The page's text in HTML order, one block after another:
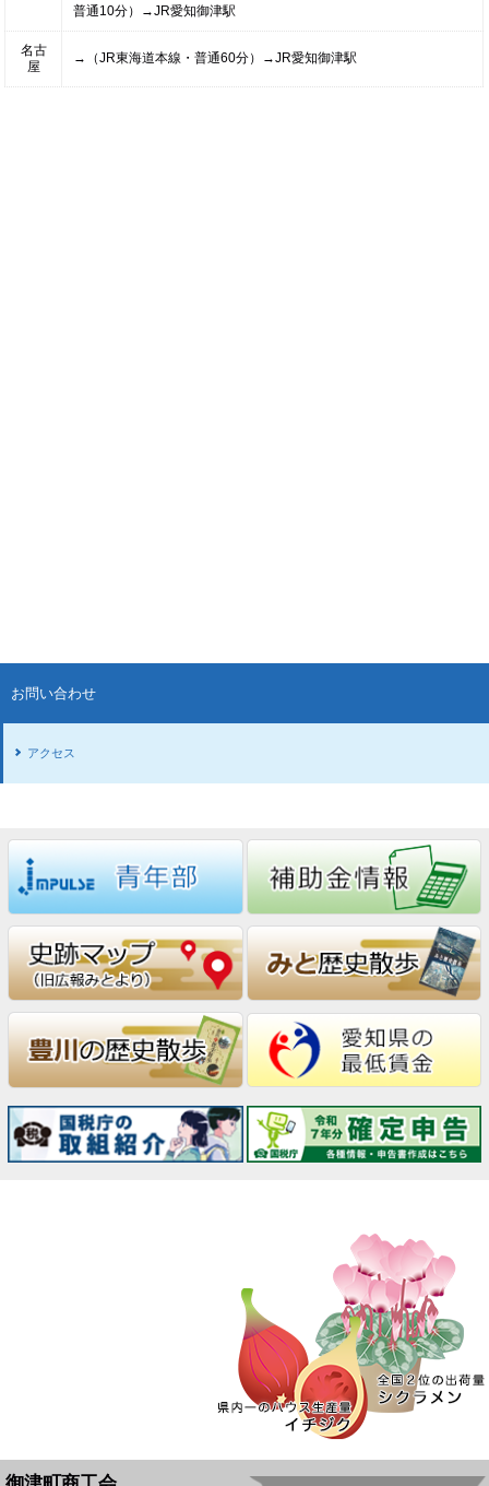
普通10分）→JR愛知御津駅
名古
屋
→（JR東海道本線・普通60分）→JR愛知御津駅
お問い合わせ
アクセス